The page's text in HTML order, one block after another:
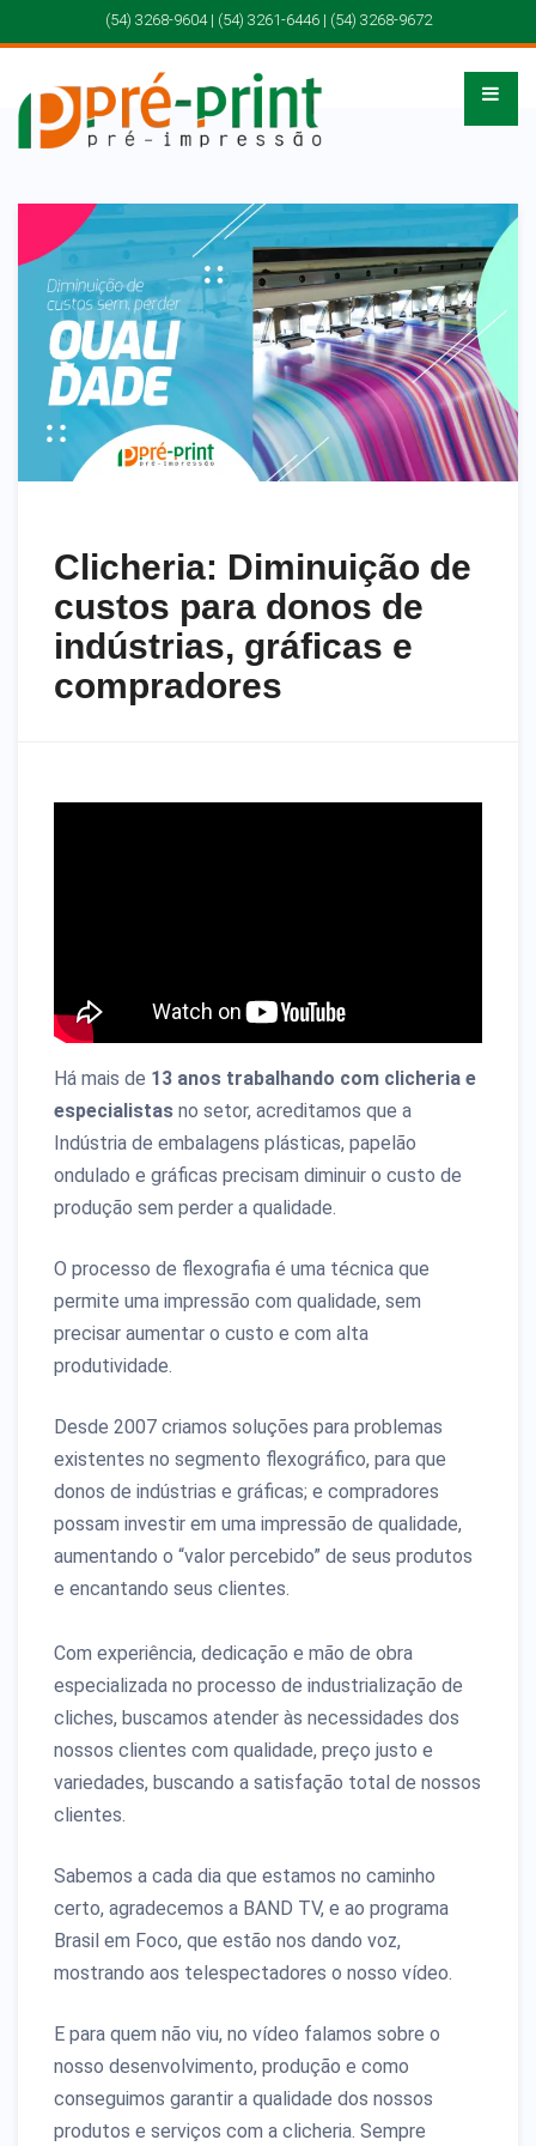
(54) 3268-9604 | (54) 3261-6446 | (54) 3268-9672
Clicheria: Diminuição de
custos para donos de
indústrias, gráficas e
compradores
Há mais de 13 anos trabalhando com clicheria e
especialistas no setor, acreditamos que a
Indústria de embalagens plásticas, papelão
ondulado e gráficas precisam diminuir o custo de
produção sem perder a qualidade.
O processo de flexografia é uma técnica que
permite uma impressão com qualidade, sem
precisar aumentar o custo e com alta
produtividade.
Desde 2007 criamos soluções para problemas
existentes no segmento flexográfico, para que
donos de indústrias e gráficas; e compradores
possam investir em uma impressão de qualidade,
aumentando o “valor percebido” de seus produtos
e encantando seus clientes.
Com experiência, dedicação e mão de obra
especializada no processo de industrialização de
cliches, buscamos atender às necessidades dos
nossos clientes com qualidade, preço justo e
variedades, buscando a satisfação total de nossos
clientes.
Sabemos a cada dia que estamos no caminho
certo, agradecemos a BAND TV, e ao programa
Brasil em Foco, que estão nos dando voz,
mostrando aos telespectadores o nosso vídeo.
E para quem não viu, no vídeo falamos sobre o
nosso desenvolvimento, produção e como
conseguimos garantir a qualidade dos nossos
produtos e serviços com a clicheria. Sempre